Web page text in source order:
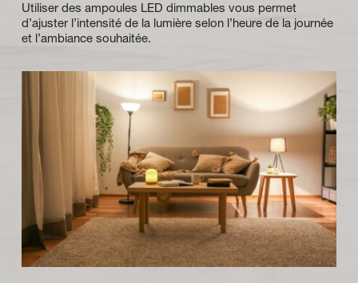
Utiliser des ampoules LED dimmables vous permet
d’ajuster l’intensité de la lumière selon l’heure de la journée
et l’ambiance souhaitée.